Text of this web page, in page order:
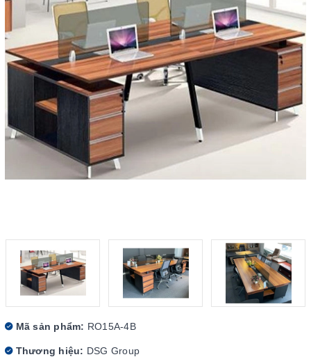
Mã sản phẩm: RO15A-4B
Thương hiệu: DSG Group